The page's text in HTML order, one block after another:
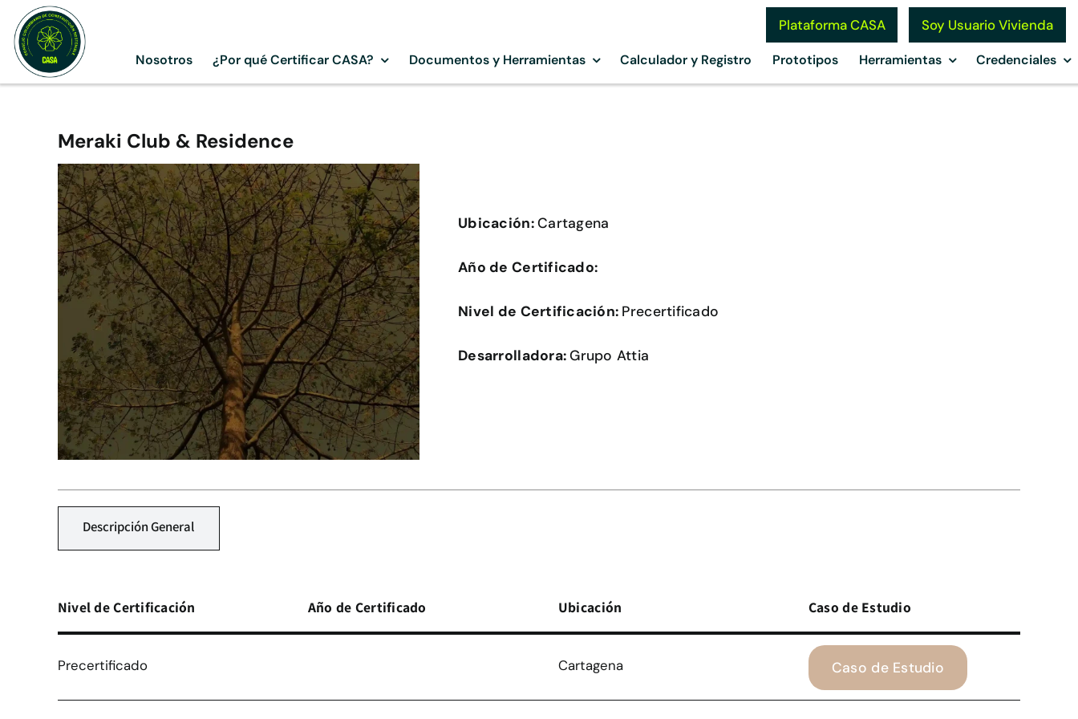
content
Plataforma CASA Soy Usuario Vivienda
Nosotros ¿Por qué Certificar CASA? Documentos y Herramientas Calculador y Registro Prototipos Herramientas Credenciales
Meraki Club & Residence
Ubicación:Cartagena
Año de Certificado:
Nivel de Certificación: Precertificado
Desarrolladora:Grupo Attia
Descripción General
Nivel de Certificación Año de Certificado Ubicación Caso de Estudio
Precertificado Cartagena Caso de Estudio